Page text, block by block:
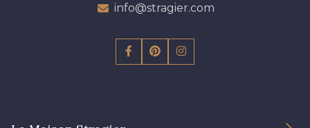
info@stragier.com